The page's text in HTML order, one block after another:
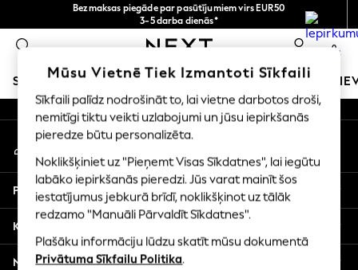
Bezmaksas piegāde par pasūtījumiem virs EUR50
3-5 darba dienās*
Tagad jūs varat
iepirkties latviešu valodā!
0
SKOLAS APĢĒRBS MEITENES ZĒNI MAZULIS
SCHOOLWEAR
All Boys Schoolwear
Shoes
Trousers
Shorts
Shirts
Polo Shirts
Sweatshirts & Jumpers
An error occurred on client
Mūsu sociālie tīkli
Mans konts
Pierakstieties savā kontā
Palīdzība
Konfidencialitāte un juridiskā informācija
Nodaļas
Mūsu Vietnē Tiek Izmantoti Sīkfaili
Sīkfaili palīdz nodrošināt to, lai vietne darbotos droši,
nemitīgi tiktu veikti uzlabojumi un jūsu iepirkšanās
pieredze būtu personalizēta.
Noklikšķiniet uz "Pieņemt Visas Sīkdatnes", lai iegūtu
labāko iepirkšanās pieredzi. Jūs varat mainīt šos
iestatījumus jebkurā brīdī, noklikšķinot uz tālāk
redzamo "Manuāli Pārvaldīt Sīkdatnes".
Plašāku informāciju lūdzu skatīt mūsu dokumentā
Privātuma Sīkfailu Politika.